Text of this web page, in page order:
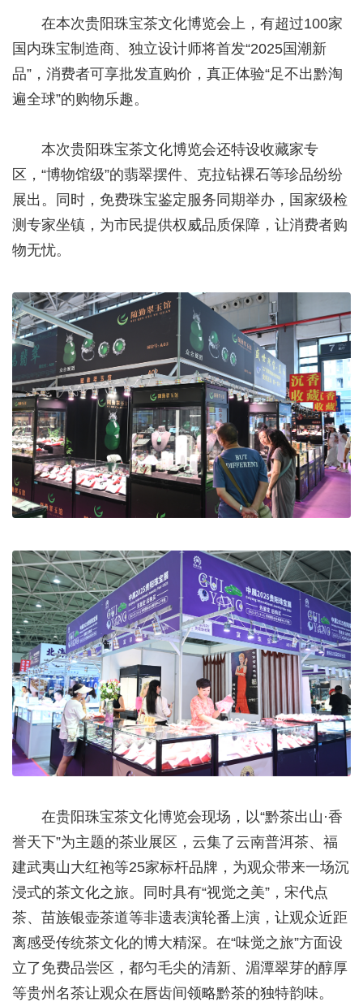
在本次贵阳珠宝茶文化博览会上，有超过100家
国内珠宝制造商、独立设计师将首发“2025国潮新
品”，消费者可享批发直购价，真正体验“足不出黔淘
遍全球”的购物乐趣。
本次贵阳珠宝茶文化博览会还特设收藏家专
区，“博物馆级”的翡翠摆件、克拉钻裸石等珍品纷纷
展出。同时，免费珠宝鉴定服务同期举办，国家级检
测专家坐镇，为市民提供权威品质保障，让消费者购
物无忧。
在贵阳珠宝茶文化博览会现场，以“黔茶出山·香
誉天下”为主题的茶业展区，云集了云南普洱茶、福
建武夷山大红袍等25家标杆品牌，为观众带来一场沉
浸式的茶文化之旅。同时具有“视觉之美”，宋代点
茶、苗族银壶茶道等非遗表演轮番上演，让观众近距
离感受传统茶文化的博大精深。在“味觉之旅”方面设
立了免费品尝区，都匀毛尖的清新、湄潭翠芽的醇厚
等贵州名茶让观众在唇齿间领略黔茶的独特韵味。